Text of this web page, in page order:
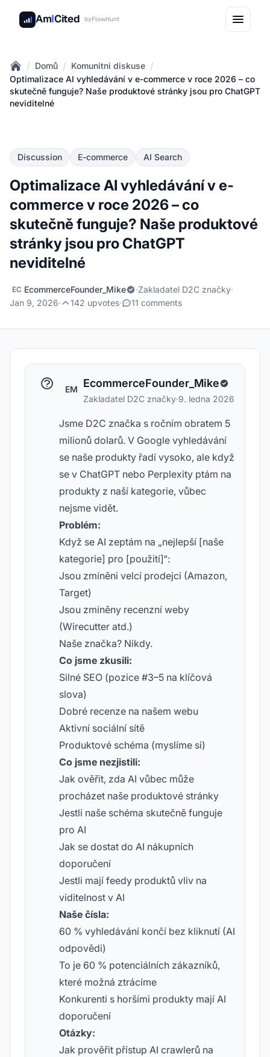
AmICited byFlowHunt
Home
/ Domů / Komunitni diskuse /
Optimalizace AI vyhledávání v e-commerce v roce 2026 – co
skutečně funguje? Naše produktové stránky jsou pro ChatGPT
neviditelné
Discussion E-commerce AI Search
Optimalizace AI vyhledávání v e-
commerce v roce 2026 – co
skutečně funguje? Naše produktové
stránky jsou pro ChatGPT
neviditelné
EC EcommerceFounder_Mike ·Zakladatel D2C značky·
Jan 9, 2026· 142 upvotes· 11 comments
EM EcommerceFounder_Mike
Zakladatel D2C značky·9. ledna 2026
Jsme D2C značka s ročním obratem 5
milionů dolarů. V Google vyhledávání
se naše produkty řadí vysoko, ale když
se v ChatGPT nebo Perplexity ptám na
produkty z naší kategorie, vůbec
nejsme vidět.
Problém:
Když se AI zeptám na „nejlepší [naše
kategorie] pro [použití]“:
Jsou zmíněni velcí prodejci (Amazon,
Target)
Jsou zmíněny recenzní weby
(Wirecutter atd.)
Naše značka? Nikdy.
Co jsme zkusili:
Silné SEO (pozice #3–5 na klíčová
slova)
Dobré recenze na našem webu
Aktivní sociální sítě
Produktové schéma (myslíme si)
Co jsme nezjistili:
Jak ověřit, zda AI vůbec může
procházet naše produktové stránky
Jestli naše schéma skutečně funguje
pro AI
Jak se dostat do AI nákupních
doporučení
Jestli mají feedy produktů vliv na
viditelnost v AI
Naše čísla:
60 % vyhledávání končí bez kliknutí (AI
odpovědi)
To je 60 % potenciálních zákazníků,
které možná ztrácíme
Konkurenti s horšími produkty mají AI
doporučení
Otázky:
Jak prověřit přístup AI crawlerů na